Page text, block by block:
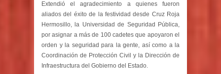
Extendió el agradecimiento a quienes fueron
aliados del éxito de la festividad desde Cruz Roja
Hermosillo, la Universidad de Seguridad Pública,
por asignar a más de 100 cadetes que apoyaron el
orden y la seguridad para la gente, así como a la
Coordinación de Protección Civil y la Dirección de
Infraestructura del Gobierno del Estado.